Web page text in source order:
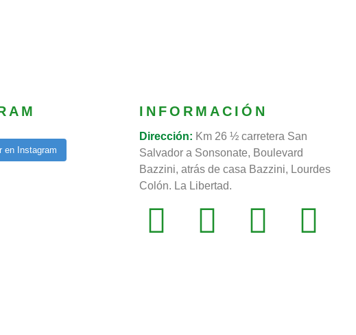
en Instagram
INFORMACIÓN
Dirección: Km 26 ½ carretera San
Salvador a Sonsonate, Boulevard
Bazzini, atrás de casa Bazzini, Lourdes
Colón. La Libertad.